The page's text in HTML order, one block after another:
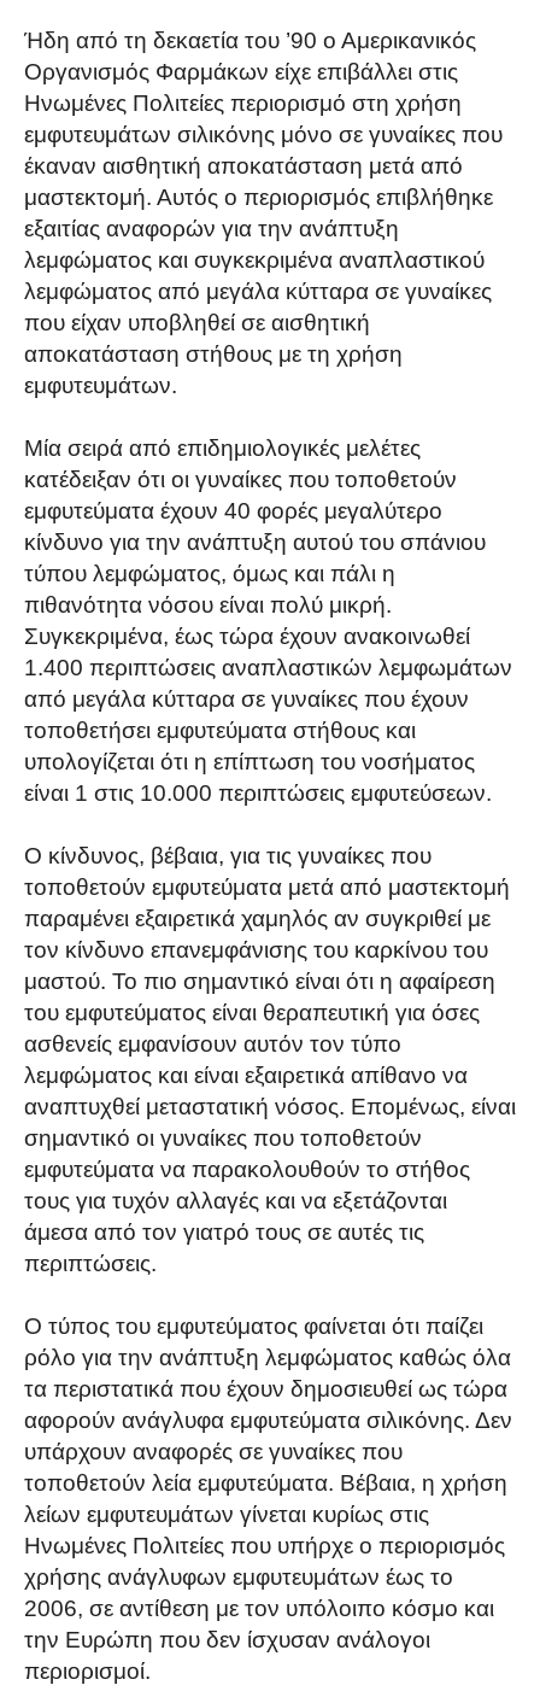
Ήδη από τη δεκαετία του ’90 ο Αμερικανικός
Οργανισμός Φαρμάκων είχε επιβάλλει στις
Ηνωμένες Πολιτείες περιορισμό στη χρήση
εμφυτευμάτων σιλικόνης μόνο σε γυναίκες που
έκαναν αισθητική αποκατάσταση μετά από
μαστεκτομή. Αυτός ο περιορισμός επιβλήθηκε
εξαιτίας αναφορών για την ανάπτυξη
λεμφώματος και συγκεκριμένα αναπλαστικού
λεμφώματος από μεγάλα κύτταρα σε γυναίκες
που είχαν υποβληθεί σε αισθητική
αποκατάσταση στήθους με τη χρήση
εμφυτευμάτων.
Μία σειρά από επιδημιολογικές μελέτες
κατέδειξαν ότι οι γυναίκες που τοποθετούν
εμφυτεύματα έχουν 40 φορές μεγαλύτερο
κίνδυνο για την ανάπτυξη αυτού του σπάνιου
τύπου λεμφώματος, όμως και πάλι η
πιθανότητα νόσου είναι πολύ μικρή.
Συγκεκριμένα, έως τώρα έχουν ανακοινωθεί
1.400 περιπτώσεις αναπλαστικών λεμφωμάτων
από μεγάλα κύτταρα σε γυναίκες που έχουν
τοποθετήσει εμφυτεύματα στήθους και
υπολογίζεται ότι η επίπτωση του νοσήματος
είναι 1 στις 10.000 περιπτώσεις εμφυτεύσεων.
Ο κίνδυνος, βέβαια, για τις γυναίκες που
τοποθετούν εμφυτεύματα μετά από μαστεκτομή
παραμένει εξαιρετικά χαμηλός αν συγκριθεί με
τον κίνδυνο επανεμφάνισης του καρκίνου του
μαστού. Το πιο σημαντικό είναι ότι η αφαίρεση
του εμφυτεύματος είναι θεραπευτική για όσες
ασθενείς εμφανίσουν αυτόν τον τύπο
λεμφώματος και είναι εξαιρετικά απίθανο να
αναπτυχθεί μεταστατική νόσος. Επομένως, είναι
σημαντικό οι γυναίκες που τοποθετούν
εμφυτεύματα να παρακολουθούν το στήθος
τους για τυχόν αλλαγές και να εξετάζονται
άμεσα από τον γιατρό τους σε αυτές τις
περιπτώσεις.
Ο τύπος του εμφυτεύματος φαίνεται ότι παίζει
ρόλο για την ανάπτυξη λεμφώματος καθώς όλα
τα περιστατικά που έχουν δημοσιευθεί ως τώρα
αφορούν ανάγλυφα εμφυτεύματα σιλικόνης. Δεν
υπάρχουν αναφορές σε γυναίκες που
τοποθετούν λεία εμφυτεύματα. Βέβαια, η χρήση
λείων εμφυτευμάτων γίνεται κυρίως στις
Ηνωμένες Πολιτείες που υπήρχε ο περιορισμός
χρήσης ανάγλυφων εμφυτευμάτων έως το
2006, σε αντίθεση με τον υπόλοιπο κόσμο και
την Ευρώπη που δεν ίσχυσαν ανάλογοι
περιορισμοί.